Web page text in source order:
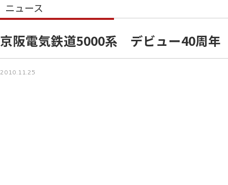
ニュース
京阪電気鉄道5000系 デビュー40周年
2010.11.25